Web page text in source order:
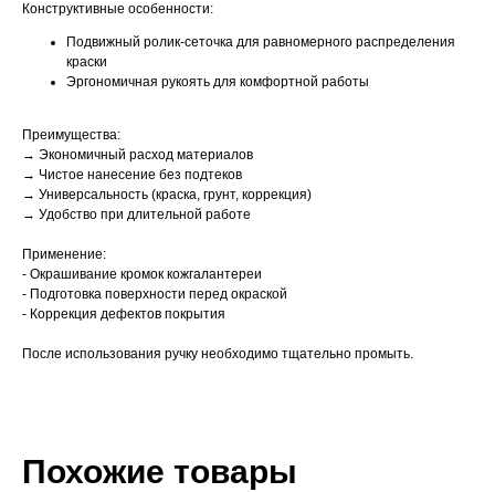
Конструктивные особенности:
Подвижный ролик-сеточка для равномерного распределения
краски
Эргономичная рукоять для комфортной работы
Преимущества:
→ Экономичный расход материалов
→ Чистое нанесение без подтеков
→ Универсальность (краска, грунт, коррекция)
→ Удобство при длительной работе
Применение:
- Окрашивание кромок кожгалантереи
- Подготовка поверхности перед окраской
- Коррекция дефектов покрытия
После использования ручку необходимо тщательно промыть.
Похожие товары